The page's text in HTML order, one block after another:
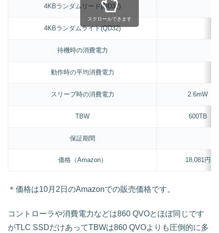
4KBランダムリード(QD32)
4KBランダムライト(QD32)
待機時の消費電力
動作時の平均消費電力
スリープ時の消費電力 2.6mW
TBW 600TB
保証期間
価格（Amazon） 18,081円
スクロールできます
＊価格は10月2日のAmazonでの販売価格です。
コントローラや消費電力などは860 QVOとほぼ同じです
がTLC SSDだけあってTBWは860 QVOよりも圧倒的に多